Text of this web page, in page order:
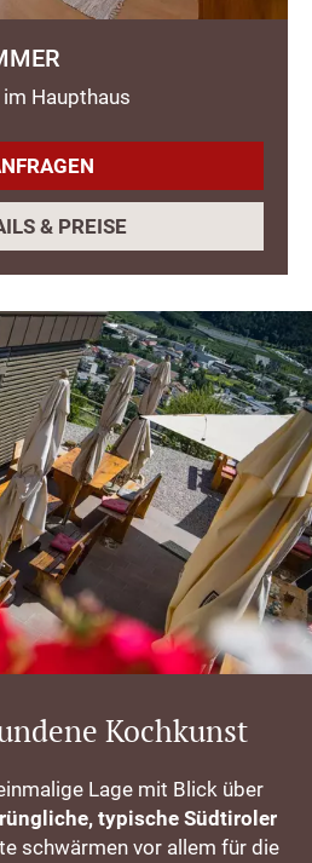
Haupthaus
& PREISE
Kochkunst
Lage mit Blick über
typische Südtiroler
schwärmen vor allem für die